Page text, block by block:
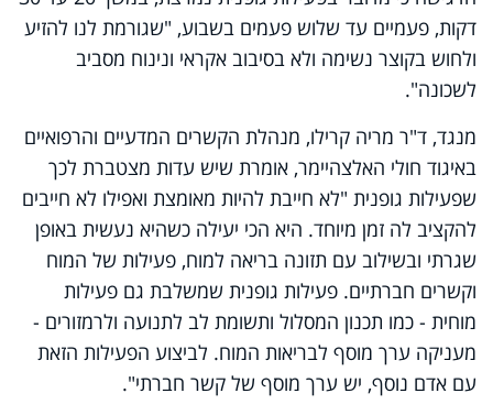
דקות, פעמיים עד שלוש פעמים בשבוע, "שגורמת לנו להזיע
ולחוש בקוצר נשימה ולא בסיבוב אקראי ונינוח מסביב
לשכונה".
מנגד, ד"ר מריה קרילו, מנהלת הקשרים המדעיים והרפואיים
באיגוד חולי האלצהיימר, אומרת שיש עדות מצטברת לכך
שפעילות גופנית "לא חייבת להיות מאומצת ואפילו לא חייבים
להקציב לה זמן מיוחד. היא הכי יעילה כשהיא נעשית באופן
שגרתי ובשילוב עם תזונה בריאה למוח, פעילות של המוח
וקשרים חברתיים. פעילות גופנית שמשלבת גם פעילות
מוחית - כמו תכנון המסלול ותשומת לב לתנועה ולרמזורים -
מעניקה ערך מוסף לבריאות המוח. לביצוע הפעילות הזאת
עם אדם נוסף, יש ערך מוסף של קשר חברתי".